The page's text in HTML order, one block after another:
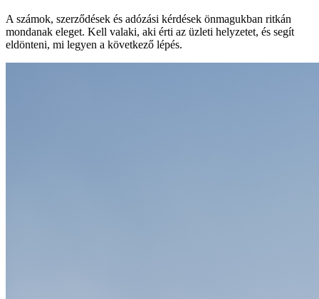
A számok, szerződések és adózási kérdések önmagukban ritkán
mondanak eleget. Kell valaki, aki érti az üzleti helyzetet, és segít
eldönteni, mi legyen a következő lépés.